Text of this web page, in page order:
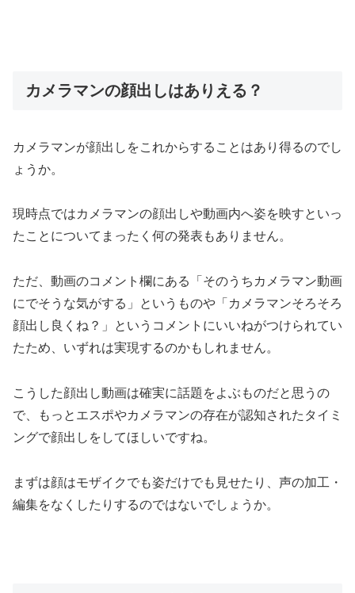
カメラマンの顔出しはありえる？
カメラマンが顔出しをこれからすることはあり得るのでし
ょうか。
現時点ではカメラマンの顔出しや動画内へ姿を映すといっ
たことについてまったく何の発表もありません。
ただ、動画のコメント欄にある「そのうちカメラマン動画
にでそうな気がする」というものや「カメラマンそろそろ
顔出し良くね？」というコメントにいいねがつけられてい
たため、いずれは実現するのかもしれません。
こうした顔出し動画は確実に話題をよぶものだと思うの
で、もっとエスポやカメラマンの存在が認知されたタイミ
ングで顔出しをしてほしいですね。
まずは顔はモザイクでも姿だけでも見せたり、声の加工・
編集をなくしたりするのではないでしょうか。